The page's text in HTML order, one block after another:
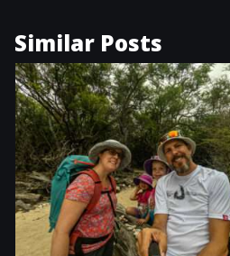
Similar Posts